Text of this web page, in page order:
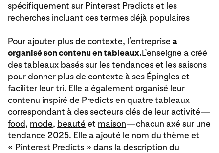
spécifiquement sur Pinterest Predicts et les
recherches incluant ces termes déjà populaires
Pour ajouter plus de contexte, l’entreprise a
organisé son contenu en tableaux.L’enseigne a créé
des tableaux basés sur les tendances et les saisons
pour donner plus de contexte à ses Épingles et
faciliter leur tri. Elle a également organisé leur
contenu inspiré de Predicts en quatre tableaux
correspondant à des secteurs clés de leur activité—
food, mode, beauté et maison—chacun axé sur une
tendance 2025. Elle a ajouté le nom du thème et
« Pinterest Predicts » dans la description du